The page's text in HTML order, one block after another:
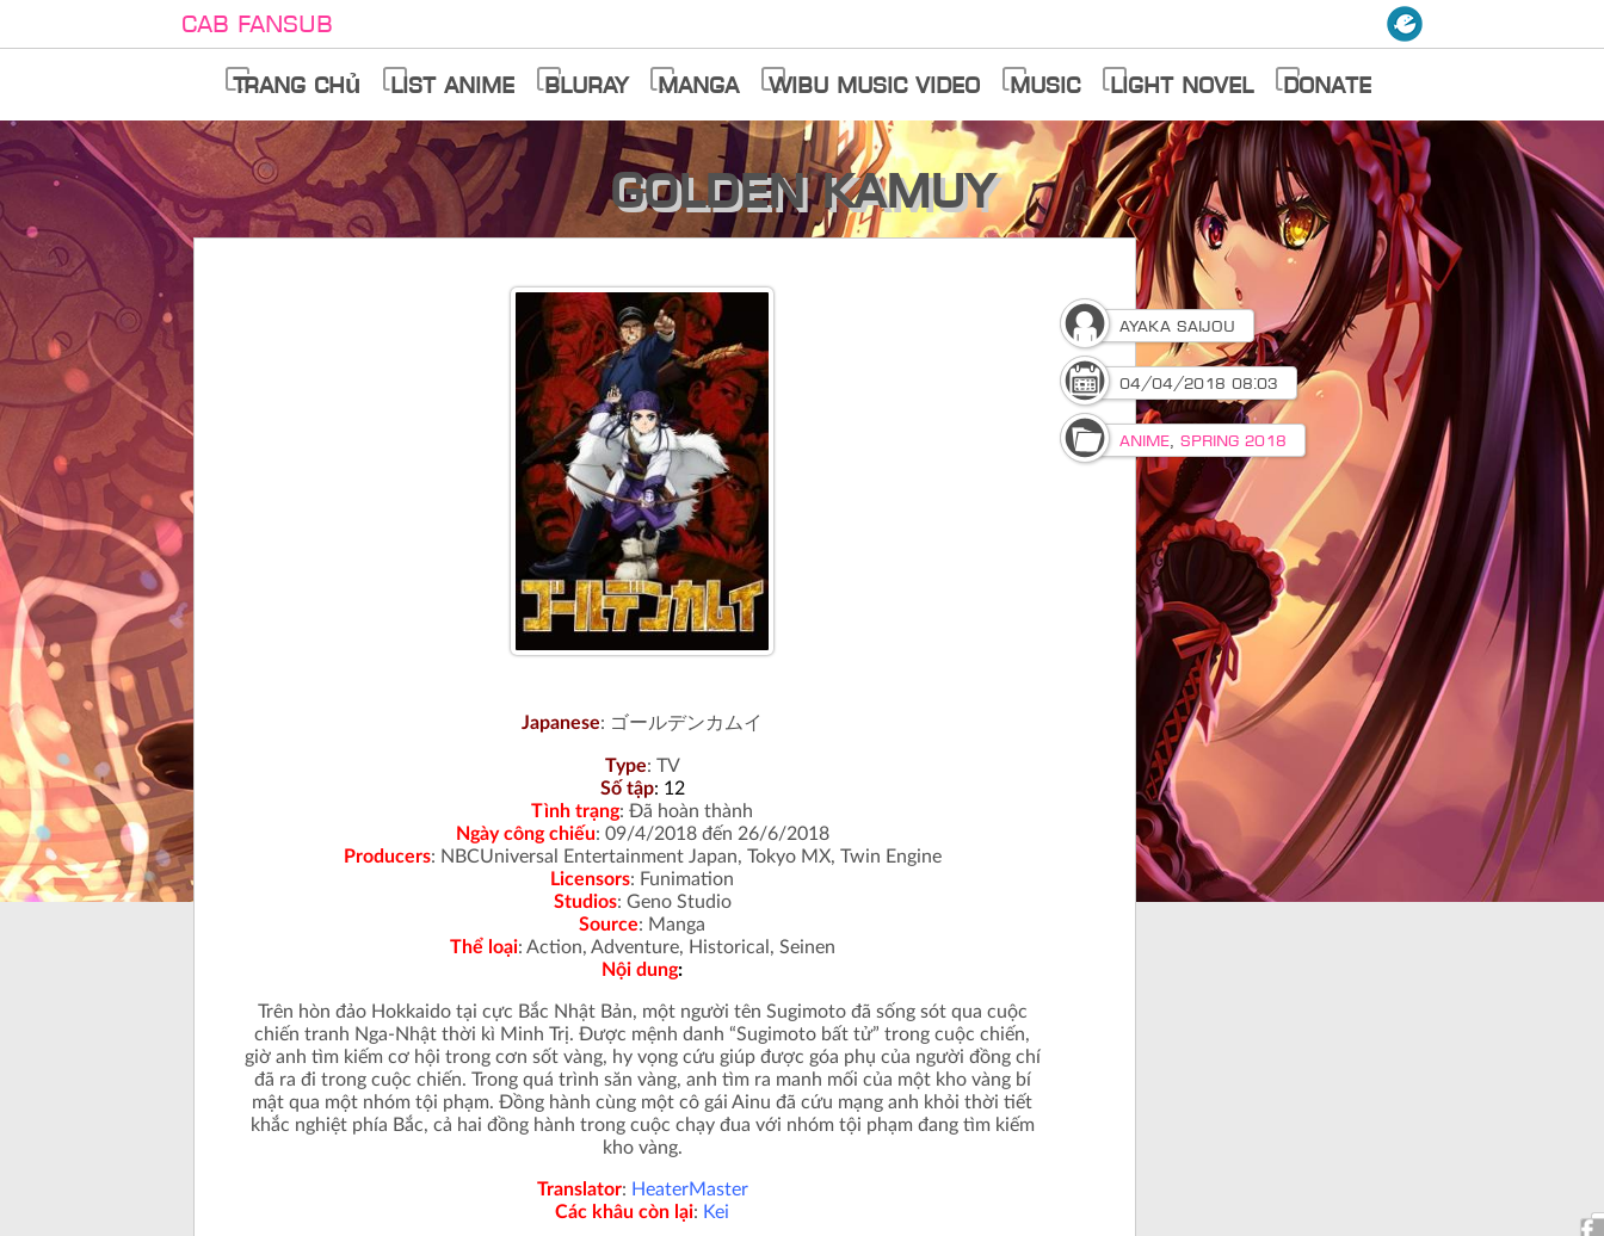
Cab Fansub
Trang chủ List anime Bluray Manga Wibu Music Video Music Light Novel Donate
Golden Kamuy
Japanese: ゴールデンカムイ
Type: TV
Số tập: 12
Tình trạng: Đã hoàn thành
Ngày công chiếu: 09/4/2018 đến 26/6/2018
Producers: NBCUniversal Entertainment Japan, Tokyo MX, Twin Engine
Licensors: Funimation
Studios: Geno Studio
Source: Manga
Thể loại: Action, Adventure, Historical, Seinen
Nội dung:
Trên hòn đảo Hokkaido tại cực Bắc Nhật Bản, một người tên Sugimoto đã sống sót qua cuộc
chiến tranh Nga-Nhật thời kì Minh Trị. Được mệnh danh “Sugimoto bất tử” trong cuộc chiến,
giờ anh tìm kiếm cơ hội trong cơn sốt vàng, hy vọng cứu giúp được góa phụ của người đồng chí
đã ra đi trong cuộc chiến. Trong quá trình săn vàng, anh tìm ra manh mối của một kho vàng bí
mật qua một nhóm tội phạm. Đồng hành cùng một cô gái Ainu đã cứu mạng anh khỏi thời tiết
khắc nghiệt phía Bắc, cả hai đồng hành trong cuộc chạy đua với nhóm tội phạm đang tìm kiếm
kho vàng.
Translator: HeaterMaster
Các khâu còn lại: Kei
Ayaka Saijou
04/04/2018 08:03
Anime, Spring 2018